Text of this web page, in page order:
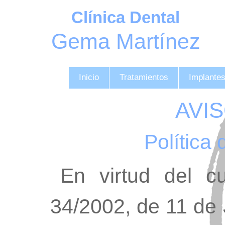
Clínica Dental
Gema Martínez
Inicio Tratamientos
Política
En virtud del
34/2002, de 11